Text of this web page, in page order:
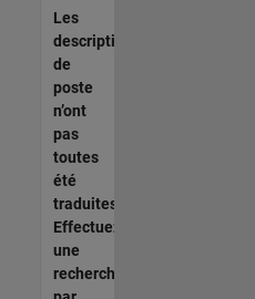
Les
descriptions
de
poste
n’ont
pas
toutes
été
traduites.
Effectuez
une
recherche